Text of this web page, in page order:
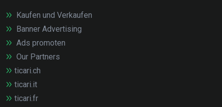
Kaufen und Verkaufen
Banner Advertising
Ads promoten
Our Partners
ticari.ch
ticari.it
ticari.fr